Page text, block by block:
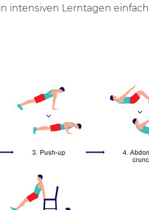
intensiven Lerntagen einfach